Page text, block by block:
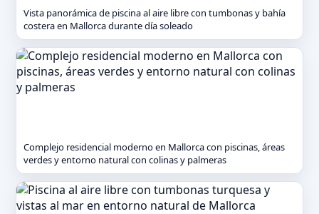
Vista panorámica de piscina al aire libre con tumbonas y bahía
costera en Mallorca durante día soleado
Complejo residencial moderno en Mallorca con piscinas, áreas
verdes y entorno natural con colinas y palmeras